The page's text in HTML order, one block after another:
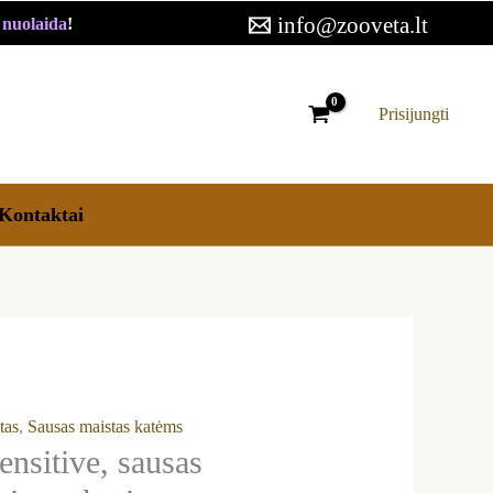
! info@zooveta.lt
Prisijungti
, Sausas maistas katėms
sausas
through